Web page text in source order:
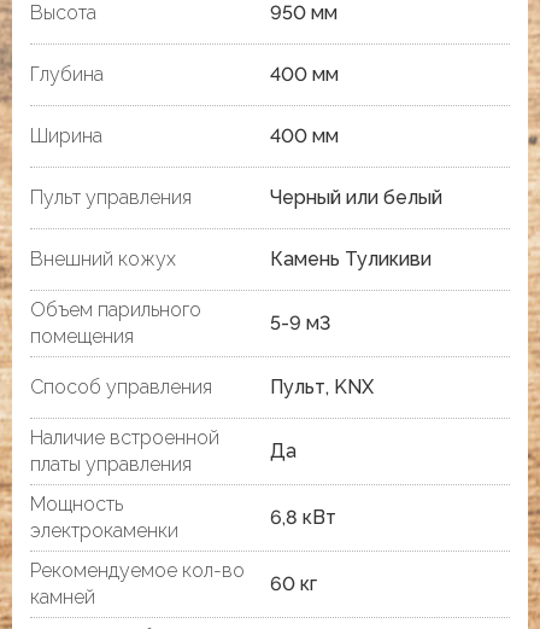
Высота 950 мм
Глубина 400 мм
Ширина 400 мм
Пульт управления Черный или белый
Внешний кожух Камень Туликиви
Объем парильного
помещения
5-9 м3
Способ управления Пульт, KNX
Наличие встроенной
платы управления
Да
Мощность
электрокаменки
6,8 кВт
Рекомендуемое кол-во
камней
60 кг